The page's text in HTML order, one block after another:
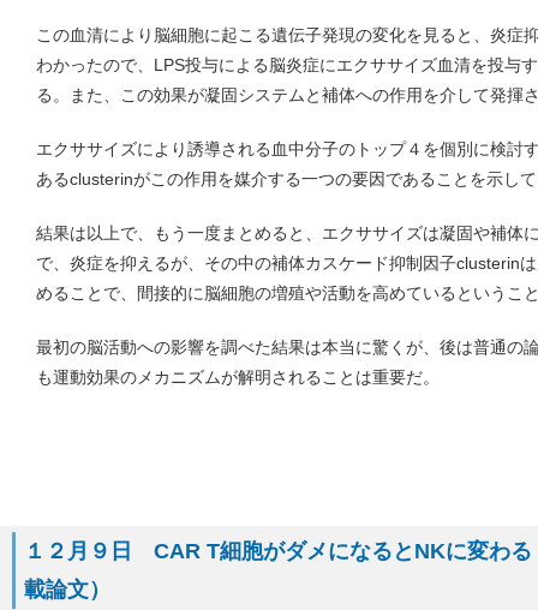
この血清により脳細胞に起こる遺伝子発現の変化を見ると、炎症
わかったので、LPS投与による脳炎症にエクササイズ血清を投与
る。また、この効果が凝固システムと補体への作用を介して発揮
エクササイズにより誘導される血中分子のトップ４を個別に検討
あるclusterinがこの作用を媒介する一つの要因であることを示し
結果は以上で、もう一度まとめると、エクササイズは凝固や補体
で、炎症を抑えるが、その中の補体カスケード抑制因子clusterin
めることで、間接的に脳細胞の増殖や活動を高めているというこ
最初の脳活動への影響を調べた結果は本当に驚くが、後は普通の
も運動効果のメカニズムが解明されることは重要だ。
１２月９日 CAR T細胞がダメになるとNKに変わ
載論文）